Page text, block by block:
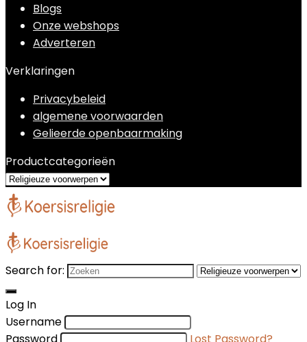
Blogs
Onze webshops
Adverteren
Verklaringen
Privacybeleid
algemene voorwaarden
Gelieerde openbaarmaking
Productcategorieën
Search for:
Log In
Username